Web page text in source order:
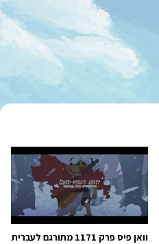
וואן פיס פרק 1171 מתורגם לעברית